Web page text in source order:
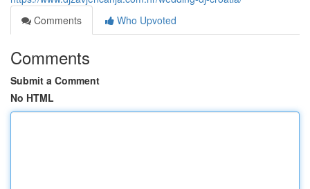
Comments
Who Upvoted
Comments
Submit a Comment
No HTML